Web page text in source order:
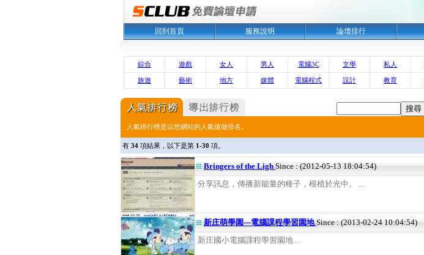
回到首頁 服務說明 論壇排行
綜合 遊戲 女人 男人 電腦3C 文學 私人
旅遊 藝術 地方 媒體 電腦程式 設計 教育
人氣排行榜是以您網站的人氣值做排名。
有 34 項結果，以下是第 1-30 項。
Bringers of the Ligh Since : (2012-05-13 18:04:54)
分享訊息，傳播新能量的種子，根植於光中。 ...
新庄萌學園---電腦課程學習園地Since : (2013-02-24 10:04:54)
新庄國小電腦課程學習園地 ...